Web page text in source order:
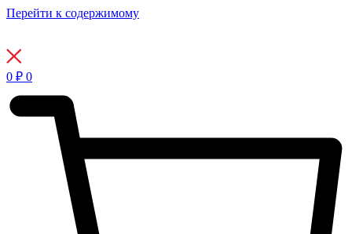
Перейти к содержимому
0 ₽ 0